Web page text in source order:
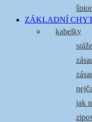
ZÁKLADNÍ
kabelky
jak